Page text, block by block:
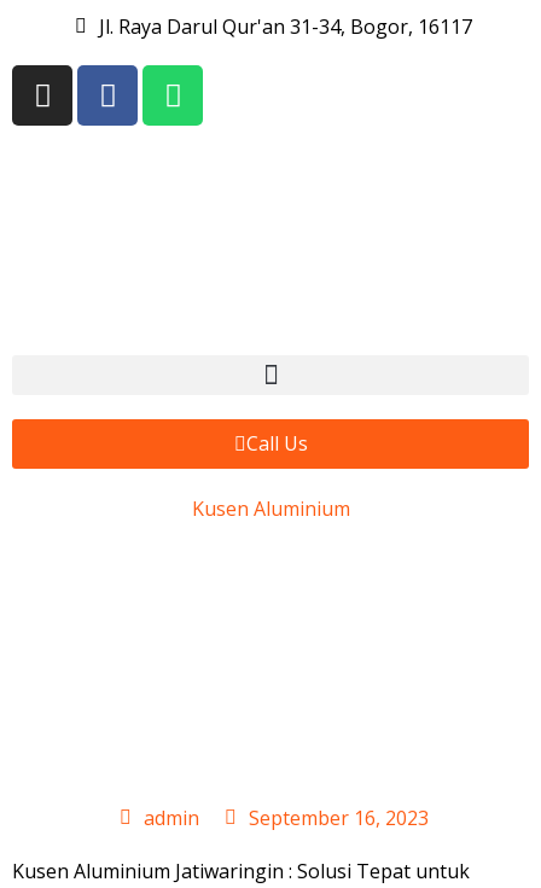
Jl. Raya Darul Qur'an 31-34, Bogor, 16117
Call Us
Kusen Aluminium
admin
September 16, 2023
Kusen Aluminium Jatiwaringin : Solusi Tepat untuk